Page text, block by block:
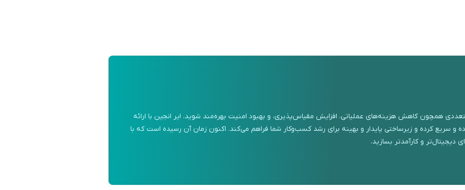
همچون کاهش هزینه‌های عملیاتی، افزایش مقیاس‌پذیری، و بهبود امنیت بهره‌مند شوید. ایر انجین با ارائه
و سریع کرده و زیرساختی پایدار و بهینه برای رشد کسب‌وکار شما فراهم می‌کند. اکنون زمان آن رسیده است که با
دیجیتال‌تر و کارآمدتر بسازید.